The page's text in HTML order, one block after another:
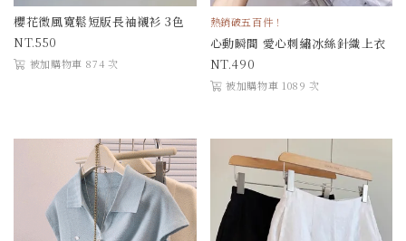
櫻花微風寬鬆短版長袖襯衫 3色
550
被加購物車 874 次
熱銷破五百件！
心動瞬間 愛心刺繡冰絲針織上衣
490
被加購物車 1089 次